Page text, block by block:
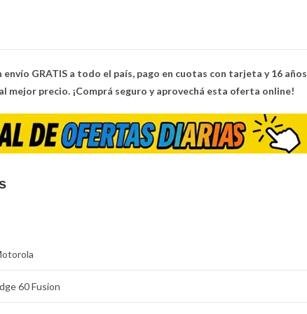
GRATIS a todo el país, pago en cuotas con tarjeta y 16 años
precio. ¡Comprá seguro y aprovechá esta oferta online!
60 Fusion